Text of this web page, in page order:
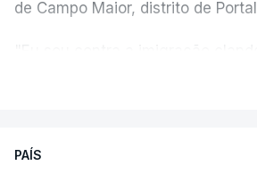
de Campo Maior, distrito de
nada disto é incompatível com
PAÍS